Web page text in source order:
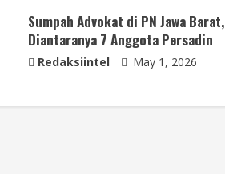
Sumpah Advokat di PN Jawa Barat,
Diantaranya 7 Anggota Persadin
Redaksiintel May 1, 2026